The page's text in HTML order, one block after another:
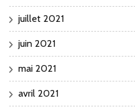
juillet 2021
juin 2021
mai 2021
avril 2021